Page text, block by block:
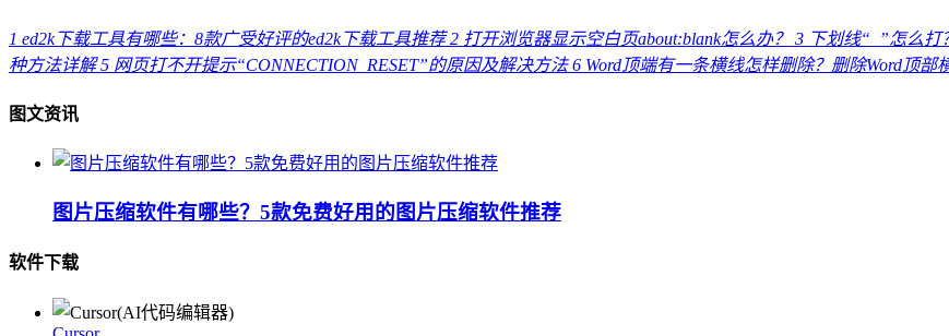
1 ed2k下载工具有哪些：8款广受好评的ed2k下载工具推荐 2 打开浏览器显示空白页about:blank怎么办？ 3 下划线“_”怎么
种方法详解 5 网页打不开提示“CONNECTION_RESET”的原因及解决方法 6 Word顶端有一条横线怎样删除？删除Word顶部
图文资讯
图片压缩软件有哪些？5款免费好用的图片压缩软件推荐
软件下载